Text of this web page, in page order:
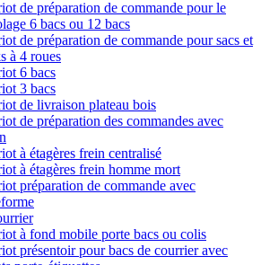
de préparation de commande pour le
6 bacs ou 12 bacs
de préparation de commande pour sacs et
à 4 roues
6 bacs
3 bacs
de livraison plateau bois
de préparation des commandes avec
à étagères frein centralisé
à étagères frein homme mort
préparation de commande avec
à fond mobile porte bacs ou colis
présentoir pour bacs de courrier avec